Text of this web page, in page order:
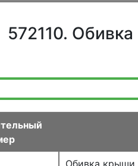
572110.
Обивка крыши